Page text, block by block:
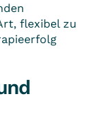
flexibel zu